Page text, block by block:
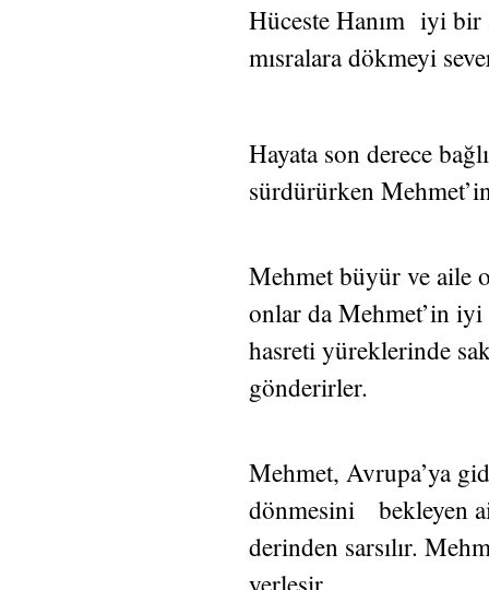
Hüceste Hanım iyi bir
mısralara dökmeyi
Hayata son derece
sürdürürken
Mehmet büyür ve aile
onlar da Mehmet’in iyi
hasreti yüreklerinde
gönderirler.
Mehmet, Avrupa’ya
dönmesini bekleyen
derinden sarsılır.